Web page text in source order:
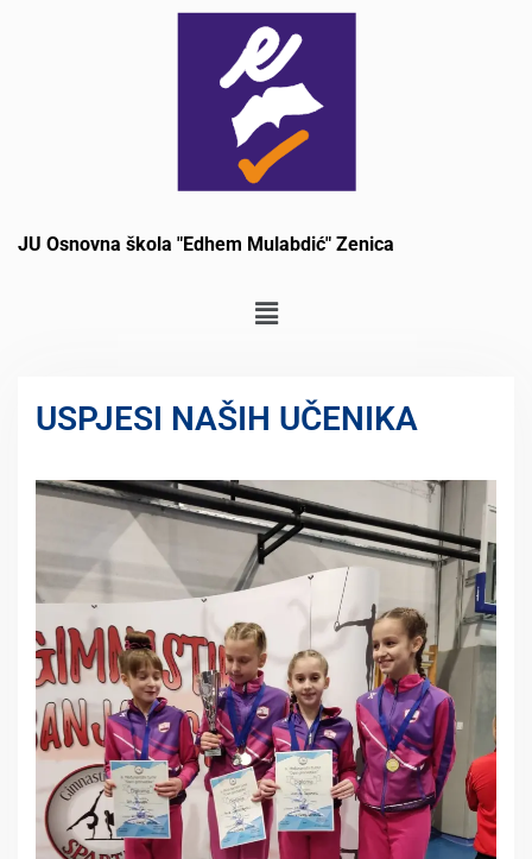
JU Osnovna škola "Edhem Mulabdić" Zenica
USPJESI NAŠIH UČENIKA